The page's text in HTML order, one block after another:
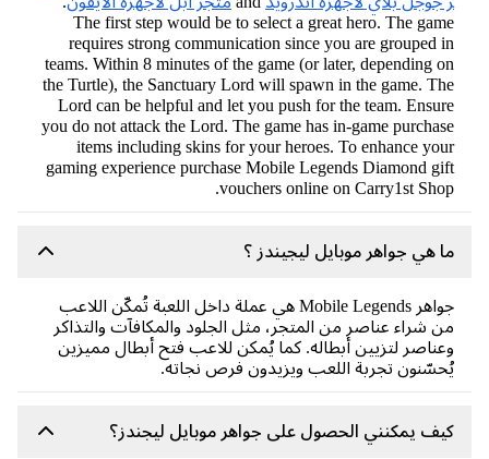
The first step would be to select a great hero. The
requires strong communication since you are grouped
teams. Within 8 minutes of the game (or later, depending
the Turtle), the Sanctuary Lord will spawn in the game.
Lord can be helpful and let you push for the team.
you do not attack the Lord. The game has in-game
items including skins for your heroes. To enhance
gaming experience purchase Mobile Legends Diamond
vouchers online on Carry1st
هي جواهر موبايل ليجيندز ؟
جواهر Mobile Legends هي عملة داخل اللعبة تُمكّن اللاعب
شراء عناصر من المتجر، مثل الجلود والمكافآت والتذاكر
لتزيين أبطاله. كما يُمكن للاعب فتح أبطال مميزين
تجربة اللعب ويزيدون فرص نجاته.
يمكنني الحصول على جواهر موبايل ليجندز؟